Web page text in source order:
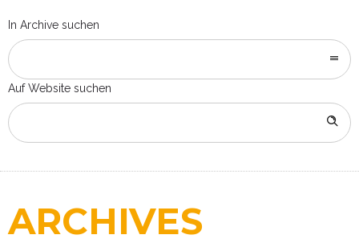
In Archive suchen
Auf Website suchen
ARCHIVES